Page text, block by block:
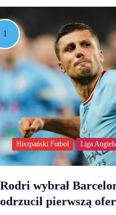
Hiszpański Futbol Liga
Rodri wybrał
odrzucił pierwszą